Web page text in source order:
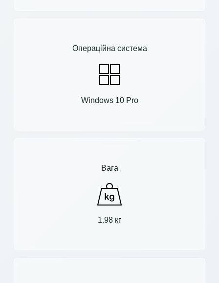
Операційна система
Windows 10 Pro
Вага
1.98 кг